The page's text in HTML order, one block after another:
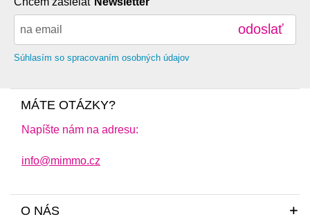
odoslať
Súhlasím so spracovaním osobných údajov
MÁTE OTÁZKY?
Napíšte nám na adresu:
info@mimmo.cz
O NÁS